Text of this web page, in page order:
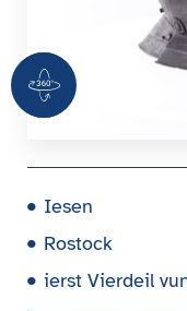
360 Grad Ansicht
Iesen
Rostock
ierst Vierdeil